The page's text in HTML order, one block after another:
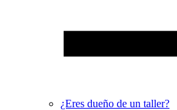
¿Eres dueño de un taller?